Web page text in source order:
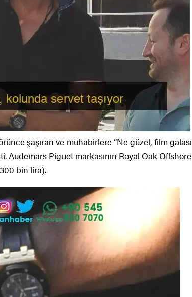
şaşıran ve muhabirlere “Ne güzel, film galası
Audemars Piguet markasının Royal Oak Offshore
bin lira).